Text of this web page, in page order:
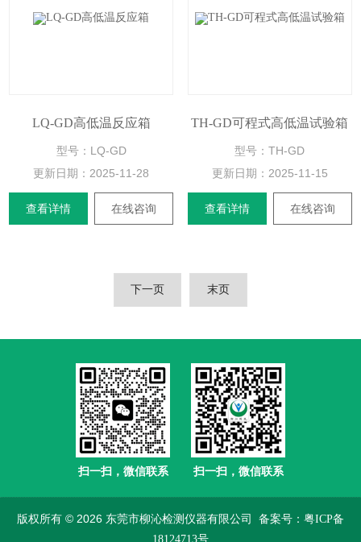
LQ-GD高低温反应箱
型号：LQ-GD
更新日期： 2025-11-28
查看详情 在线咨询
TH-GD可程式高低温试验箱
型号：TH-GD
更新日期： 2025-11-15
查看详情 在线咨询
下一页 末页
扫一扫，微信联系 扫一扫，微信联系
版权所有 © 2026 东莞市柳沁检测仪器有限公司 备案号：粤ICP备
18124713号